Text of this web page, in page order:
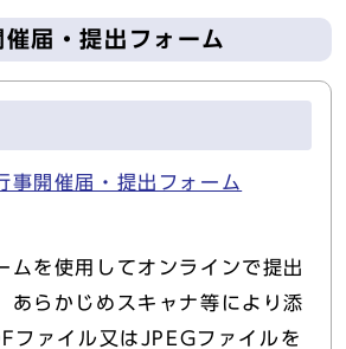
催届・提出フォーム
事開催届・提出フォーム
を使用してオンラインで提出
あらかじめスキャナ等により添
ファイル又はJPEGファイルを